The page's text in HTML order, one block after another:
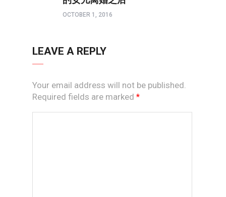
OCTOBER 1, 2016
LEAVE A REPLY
Your email address will not be published.
Required fields are marked *